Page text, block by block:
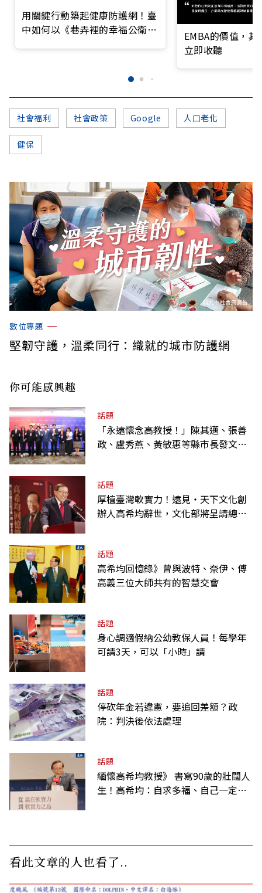
用關鍵行動築起健康防護網！臺
中如何以《巷弄裡的幸福公衛》
EMBA的價值，
立即收聽
社會福利 社會政策 Google 人口老化
健保
數位專題
堅韌守護，溫柔同行：織就的城市防護網
你可能感興趣
話題
「永遠懷念高教授！」陳其邁、張善
政、盧秀燕、黃敏惠等縣市長發文弔
話題
厚植臺灣軟實力！遠見‧天下文化創
辦人高希均辭世，文化部將呈請總統
話題
高希均回憶錄》曾與波特、奈伊、傅
高義三位大師共有的智慧交會
話題
身心調適假納公幼教保人員！每學年
可請3天，可以「小時」請
話題
停砍年金若違憲，要追回差額？政
院：判決後依法處理
話題
緬懷高希均教授》 書寫90歲的壯闊人
生！高希均：自求多福、自己一定要
看此文章的人也看了..